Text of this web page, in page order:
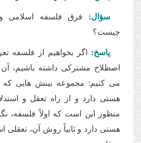
سؤال: فرق فلسفه اسلامى
چیست؟
پاسخ:
اگر بخواهیم از فلسفه
اصطلاح مشتركى داشته باشیم،
مى كنیم: مجموعه بینش هایى كه
هستى دارد و از راه تعقل و
منظور این است كه اولاً فلسفه،
هستى دارد و ثانیاً روش آن،